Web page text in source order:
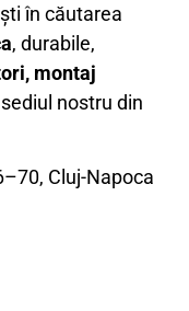
în căutarea
, durabile,
montaj
nostru din
Cluj-Napoca